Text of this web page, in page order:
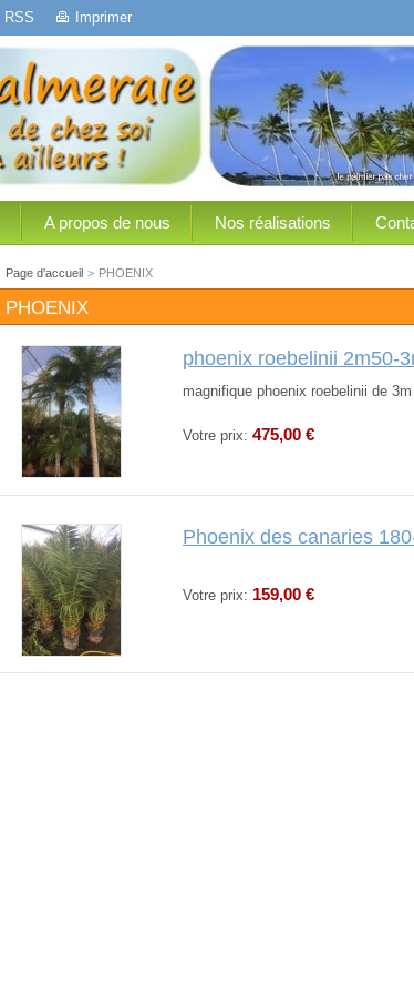
RSS Imprimer
A propos de nous Nos réalisations
Page d'accueil > PHOENIX
PHOENIX
phoenix roebelinii 2m50-
magnifique phoenix roebelinii de
Votre prix: 475,00 €
Phoenix des canaries
Votre prix: 159,00 €